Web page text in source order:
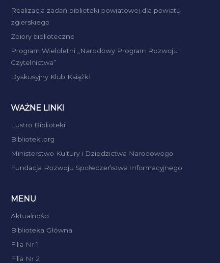
Realizacja zadań biblioteki powiatowej dla powiatu
zgierskiego
Zbiory biblioteczne
Program Wieloletni „Narodowy Program Rozwoju
Czytelnictwa”
Dyskusyjny Klub Książki
WAŻNE LINKI
Lustro Biblioteki
Biblioteki.org
Ministerstwo Kultury i Dziedzictwa Narodowego
Fundacja Rozwoju Społeczeństwa Informacyjnego
MENU
Aktualności
Biblioteka Główna
Filia Nr 1
Filia Nr 2